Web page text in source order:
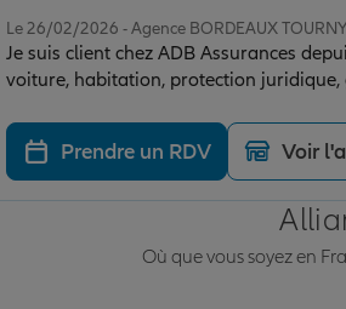
Le 26/02/2026 - Agence BORDEAUX TOURNY
Je suis client chez ADB Assurances
voiture, habitation, protection juridique,
également toute l’équipe très
particulièrement appréciable. J'ai
tout à des tarifs compétitifs qui restent
Prendre un RDV Voir
Où que vous soyez en